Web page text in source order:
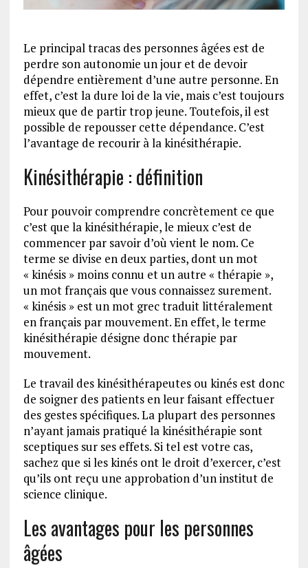
Le principal tracas des personnes âgées est de
perdre son autonomie un jour et de devoir
dépendre entièrement d’une autre personne. En
effet, c’est la dure loi de la vie, mais c’est toujours
mieux que de partir trop jeune. Toutefois, il est
possible de repousser cette dépendance. C’est
l’avantage de recourir à la kinésithérapie.
Kinésithérapie : définition
Pour pouvoir comprendre concrètement ce que
c’est que la kinésithérapie, le mieux c’est de
commencer par savoir d’où vient le nom. Ce
terme se divise en deux parties, dont un mot
« kinésis » moins connu et un autre « thérapie »,
un mot français que vous connaissez surement.
« kinésis » est un mot grec traduit littéralement
en français par mouvement. En effet, le terme
kinésithérapie désigne donc thérapie par
mouvement.
Le travail des kinésithérapeutes ou kinés est donc
de soigner des patients en leur faisant effectuer
des gestes spécifiques. La plupart des personnes
n’ayant jamais pratiqué la kinésithérapie sont
sceptiques sur ses effets. Si tel est votre cas,
sachez que si les kinés ont le droit d’exercer, c’est
qu’ils ont reçu une approbation d’un institut de
science clinique.
Les avantages pour les personnes
âgées